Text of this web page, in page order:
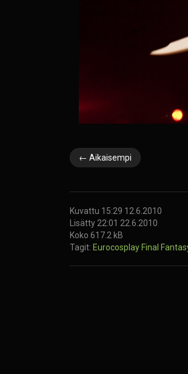
← Aikaisempi
Kuvattu 15:29 12.6.2010
Lisätty 22:01 22.6.2010
Koko 617.2 kB
Tagit: EurocosplayFinal